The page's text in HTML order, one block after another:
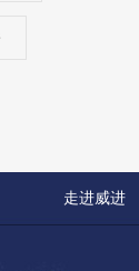
走进威进